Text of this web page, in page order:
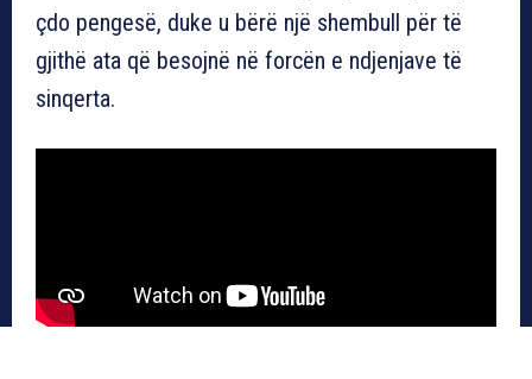
çdo pengesë, duke u bërë një shembull për të
gjithë ata që besojnë në forcën e ndjenjave të
sinqerta.